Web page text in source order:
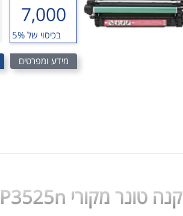
7,000
בכיסוי של 5%
מידע ומפרטים
קנה טונר מקורי Color LaserJet CP3525n טונר תואם HP CP3525n